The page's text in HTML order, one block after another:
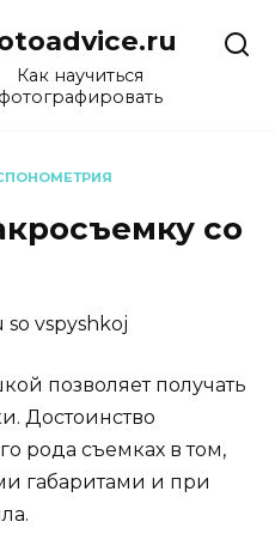
Как научиться
фотографировать
со
позволяет получать
Достоинство
рода съемках в том,
габаритами и при